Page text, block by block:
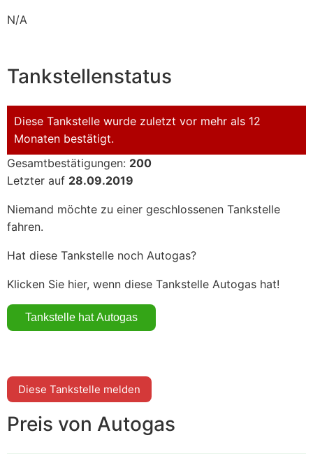
N/A
Tankstellenstatus
Diese Tankstelle wurde zuletzt vor mehr als 12
Monaten bestätigt.
Gesamtbestätigungen: 200
Letzter auf 28.09.2019
Niemand möchte zu einer geschlossenen Tankstelle
fahren.
Hat diese Tankstelle noch Autogas?
Klicken Sie hier, wenn diese Tankstelle Autogas hat!
Diese Tankstelle melden
Preis von Autogas